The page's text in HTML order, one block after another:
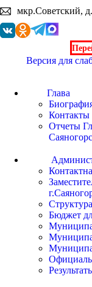
мкр.Советский,
Версия для
Глава
Контакты
Отчеты
Бюджет